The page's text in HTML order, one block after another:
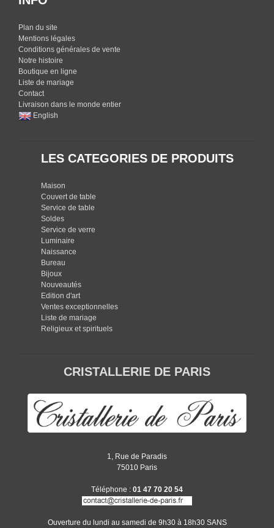
Plan du site
Mentions légales
Conditions générales de vente
Notre histoire
Boutique en ligne
Liste de mariage
Contact
Livraison dans le monde entier
English
LES CATEGORIES DE PRODUITS
Maison
Couvert de table
Service de table
Soldes
Service de verre
Luminaire
Naissance
Bureau
Bijoux
Nouveautés
Edition d'art
Ventes exceptionnelles
Liste de mariage
Religieux et spirituels
CRISTALLERIE DE PARIS
1, Rue de Paradis
75010 Paris
Téléphone : 01 47 70 20 54
Ouverture du lundi au samedi de 9h30 à 18h30 SANS